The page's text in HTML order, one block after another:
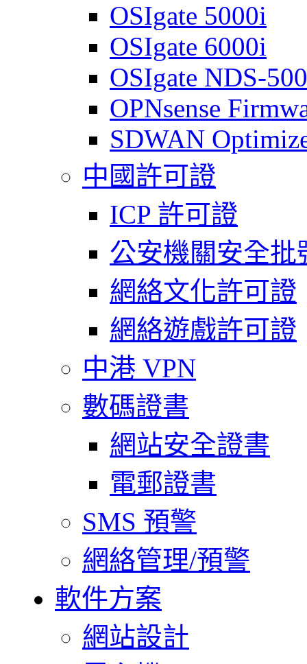
OSIgate 5000i
OSIgate 6000i
OSIgate NDS-
OPNsense
SDWAN
中國許可證
ICP 許可證
公安機關安全批
網絡文化許可證
網絡遊戲許可證
中港 VPN
數碼證書
網站安全證書
電郵證書
SMS 預警
網絡管理/預警
軟件方案
網站設計